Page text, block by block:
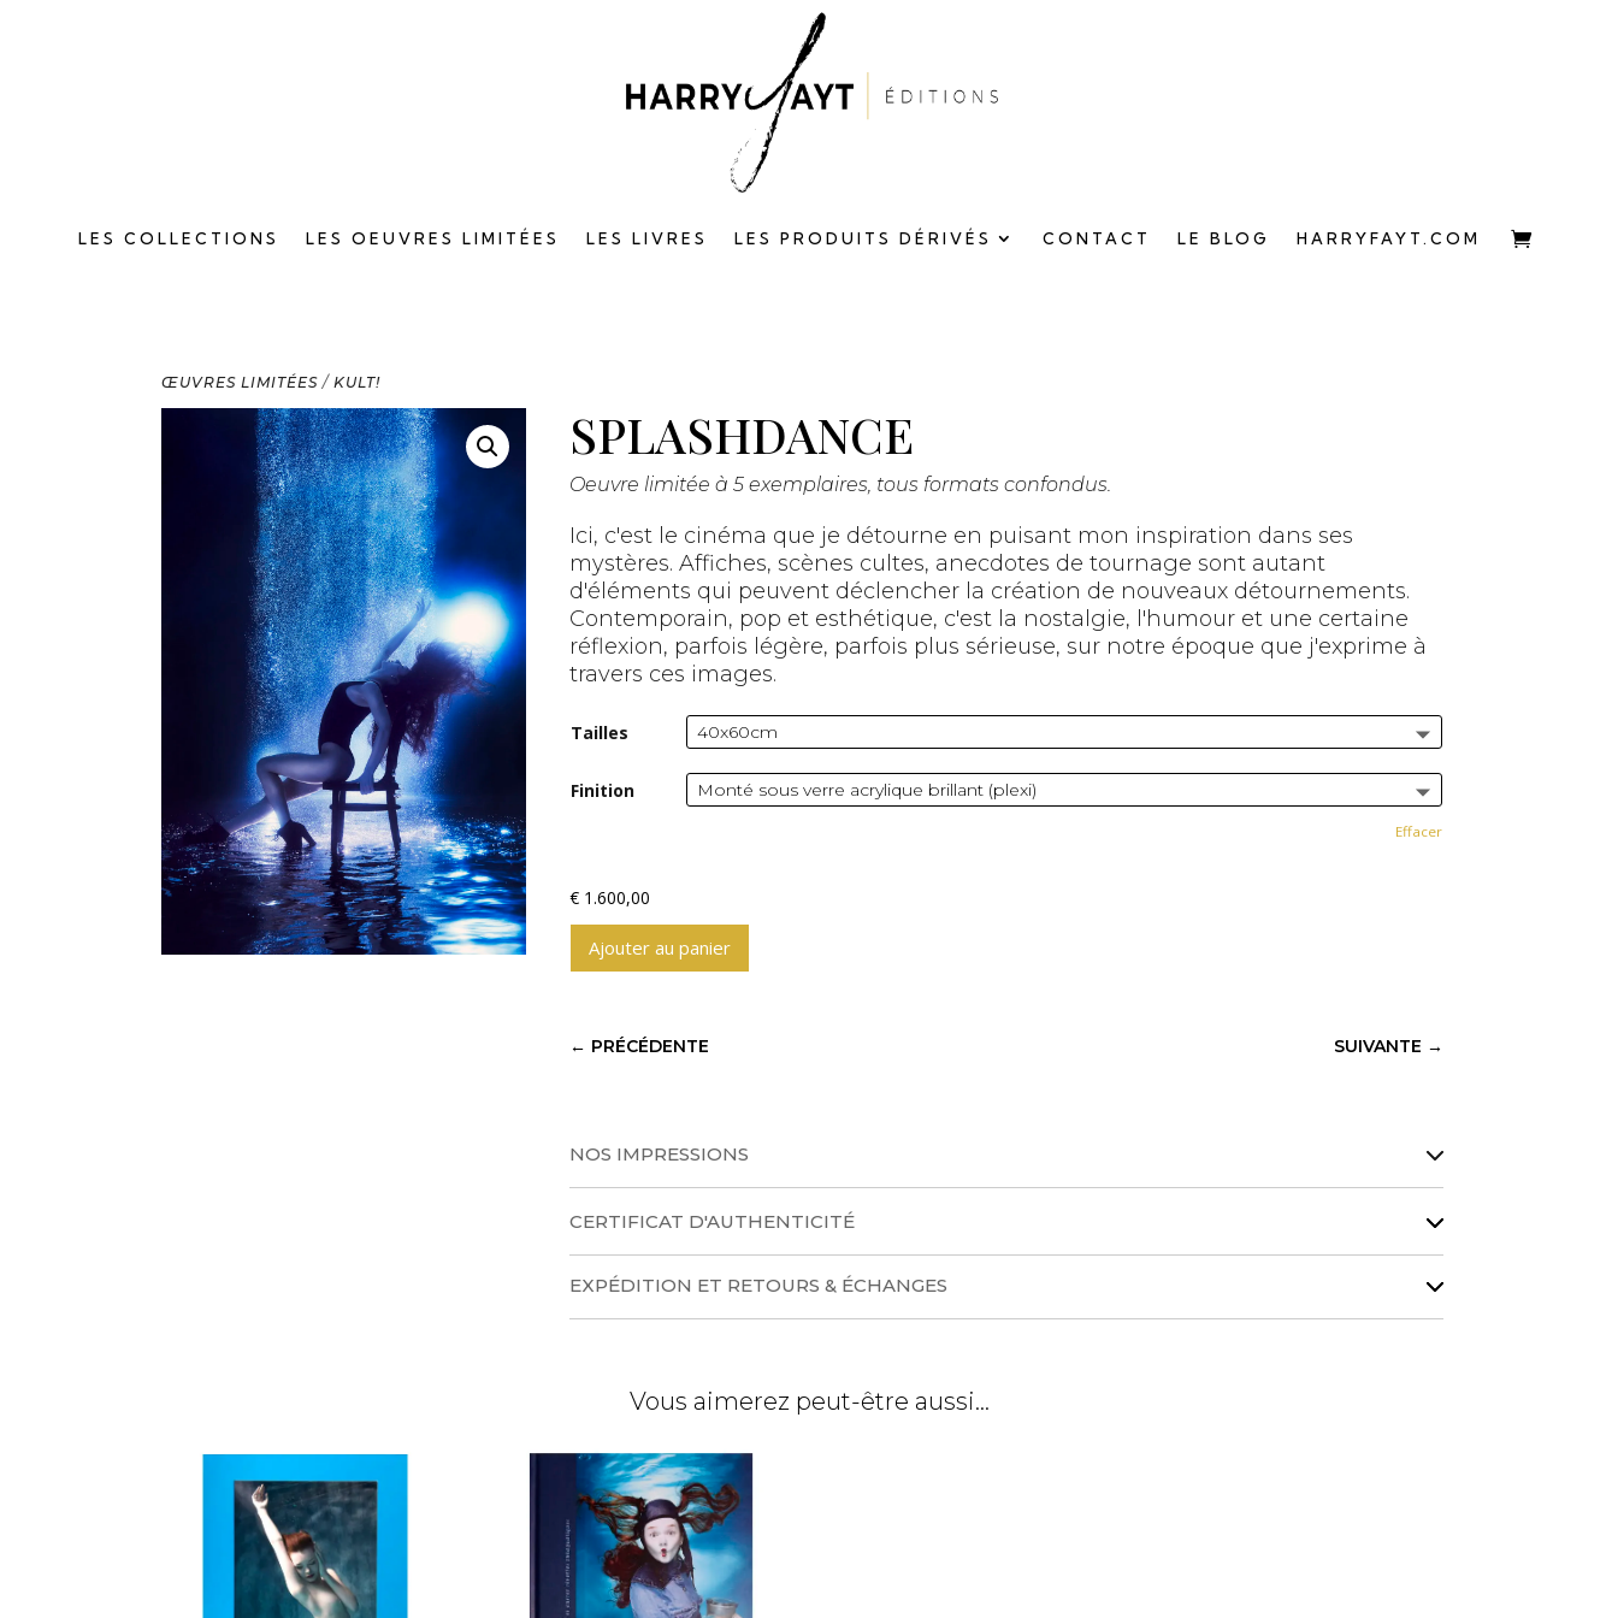
LES COLLECTIONS LES OEUVRES LIMITÉES LES LIVRES LES PRODUITS DÉRIVÉS CONTACT LE BLOG HARRYFAYT.COM
ŒUVRES LIMITÉES /KULT!
SPLASHDANCE
Oeuvre limitée à 5 exemplaires, tous formats confondus.
Ici, c'est le cinéma que je détourne en puisant mon inspiration dans ses
mystères. Affiches, scènes cultes, anecdotes de tournage sont autant
d'éléments qui peuvent déclencher la création de nouveaux détournements.
Contemporain, pop et esthétique, c'est la nostalgie, l'humour et une certaine
réflexion, parfois légère, parfois plus sérieuse, sur notre époque que j'exprime à
travers ces images.
Tailles
Finition
Effacer
€ 1.600,00
Ajouter au panier
t
a
:
← PRÉCÉDENTE SUIVANTE →
NOS IMPRESSIONS
CERTIFICAT D'AUTHENTICITÉ
EXPÉDITION ET RETOURS & ÉCHANGES
Vous aimerez peut-être aussi…